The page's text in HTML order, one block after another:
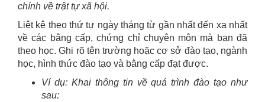
chính về trật tự xã hội.
Liệt kê theo thứ tự ngày tháng từ gần nhất đến xa nhất
về các bằng cấp, chứng chỉ chuyên môn mà bạn đã
theo học. Ghi rõ tên trường hoặc cơ sở đào tạo, ngành
học, hình thức đào tạo và bằng cấp đạt được.
Ví dụ: Khai thông tin về quá trình đào tạo như
sau: